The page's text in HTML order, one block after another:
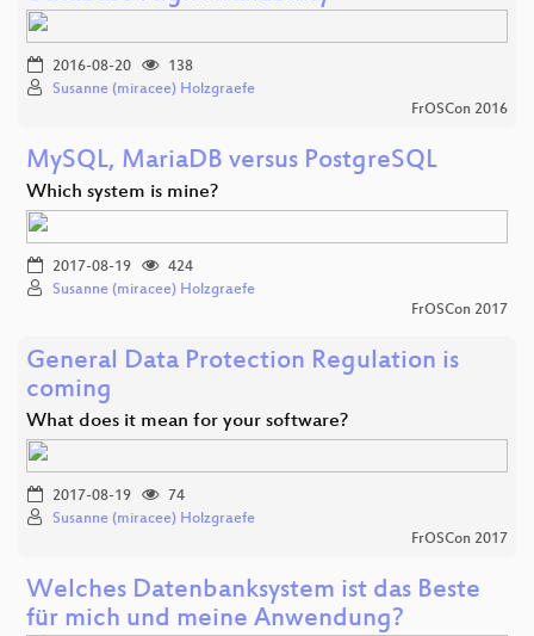
2016-08-20
138
Susanne (miracee) Holzgraefe
FrOSCon 2016
MySQL, MariaDB versus PostgreSQL
Which system is mine?
2017-08-19
424
Susanne (miracee) Holzgraefe
FrOSCon 2017
General Data Protection Regulation is
coming
What does it mean for your software?
2017-08-19
74
Susanne (miracee) Holzgraefe
FrOSCon 2017
Welches Datenbanksystem ist das Beste
für mich und meine Anwendung?